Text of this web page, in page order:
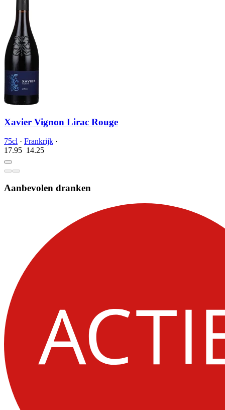
Xavier Vignon Lirac Rouge
75cl · Frankrijk ·
17.95 14.25
Aanbevolen dranken